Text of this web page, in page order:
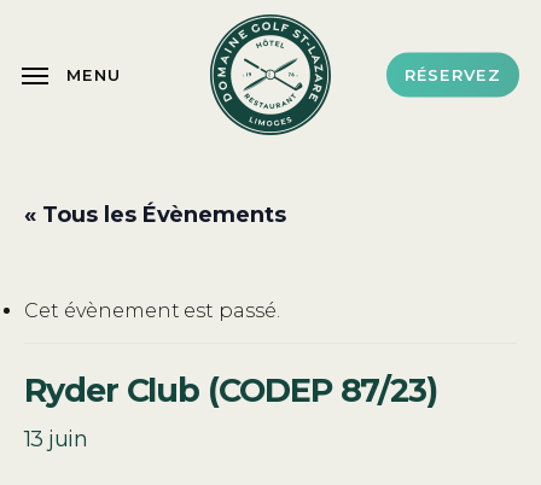
main
RÉSERVEZ
MENU
« Tous les Évènements
Cet évènement est passé.
Ryder Club (CODEP 87/23)
13 juin